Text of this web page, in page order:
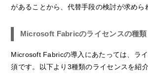
があることから、代替手段の検討が求めら
Microsoft Fabricのライセンスの種類
Microsoft Fabricの導入にあたっては、ラ
須です。以下より3種類のライセンスを紹介